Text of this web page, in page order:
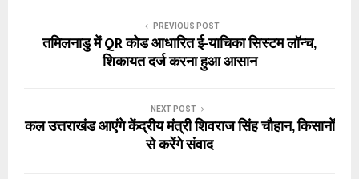
PREVIOUS POST
तमिलनाडु में QR कोड आधारित ई-याचिका सिस्टम लॉन्च,
शिकायत दर्ज करना हुआ आसान
NEXT POST
कल उत्तराखंड आएंगे केंद्रीय मंत्री शिवराज सिंह चौहान, किसानों
से करेंगे संवाद